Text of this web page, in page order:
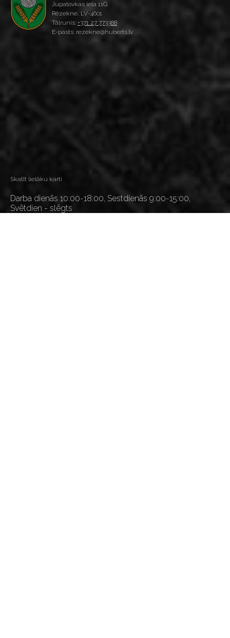
Jupatovkas iela 11G
Rēzekne, LV-4601
Tālrunis: +371 27 773388
E-pasts: rezekne@huberts.lv
Skatīt lielāku karti
Darba dienās 10:00-18:00, Sestdienās 9:00-15:00,
Svētdien - slēgts